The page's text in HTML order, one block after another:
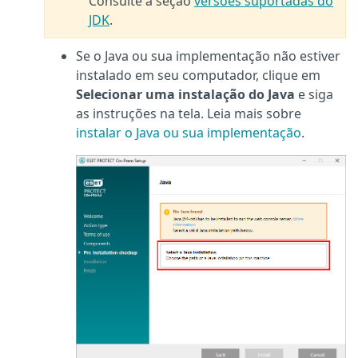
JDK.
Se o Java ou sua implementação não estiver
instalado em seu computador, clique em
Selecionar uma instalação do Java e siga
as instruções na tela. Leia mais sobre
instalar o Java ou sua implementação.